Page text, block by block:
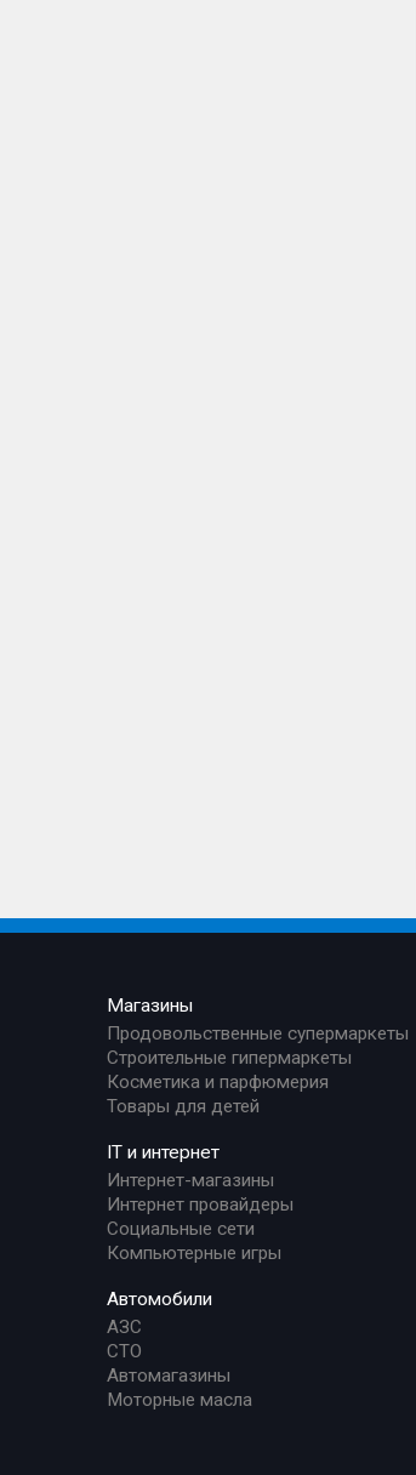
Магазины
Продовольственные супермаркеты
Строительные гипермаркеты
Косметика и парфюмерия
Товары для детей
IT и интернет
Интернет-магазины
Интернет провайдеры
Социальные сети
Компьютерные игры
Автомобили
АЗС
СТО
Автомагазины
Моторные масла